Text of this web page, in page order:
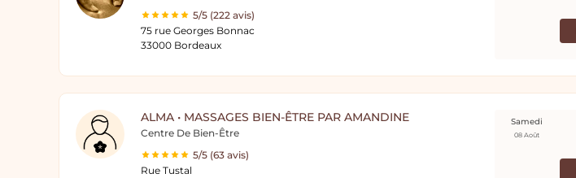
5/5 (222 avis)
75 rue Georges Bonnac
33000 Bordeaux
ALMA • MASSAGES BIEN-ÊTRE PAR AMANDINE
Centre De Bien-Être
5/5 (63 avis)
Rue Tustal
Samedi
08 Août